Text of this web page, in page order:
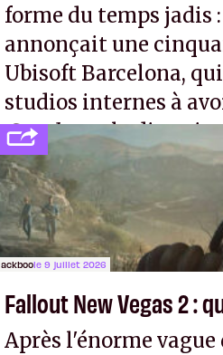
forme du temps jadis
annonçait une
Ubisoft Barcelona,
studios internes à
Creedsous la
ackboole 9 juillet 2026
Fallout New Vegas 2 :
Après l'énorme